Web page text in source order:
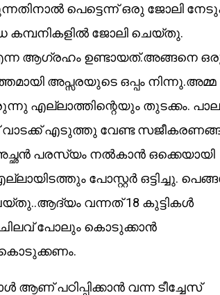
പെട്ടെന്ന് ഒരു ജോലി
കമ്പനികളിൽ ജോലി ചെയ്തു.
ആഗ്രഹം ഉണ്ടായത്.അങ്ങനെ
അപ്സരയുടെ ഒപ്പം നിന്നു.അമ്മ
എല്ലാത്തിന്റെയും തുടക്കം.
എടുത്തു വേണ്ട
പരസ്യം നൽകാൻ ഒക്കെയായി
പോസ്റ്റർ ഒട്ടിച്ചു.
വന്നത് 18 കുട്ടികൾ
പോലും കൊടുക്കാൻ
കൊടുക്കണം.
പഠിപ്പിക്കാൻ വന്ന ടീച്ചേസ്